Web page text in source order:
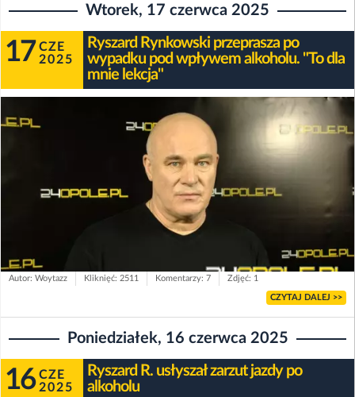
Wtorek, 17 czerwca 2025
17 CZE
2025
Ryszard Rynkowski przeprasza po
wypadku pod wpływem alkoholu. "To dla
mnie lekcja"
Autor: Woytazz Kliknięć: 2511 Komentarzy: 7 Zdjęć: 1
CZYTAJ DALEJ >>
Poniedziałek, 16 czerwca 2025
16 CZE
2025
Ryszard R. usłyszał zarzut jazdy po
alkoholu